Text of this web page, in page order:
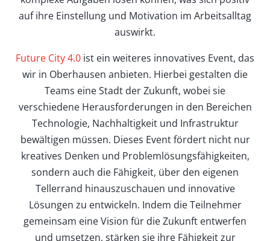
auf ihre Einstellung und Motivation im Arbeitsalltag
auswirkt.
Future City 4.0 ist ein weiteres innovatives Event, das
wir in Oberhausen anbieten. Hierbei gestalten die
Teams eine Stadt der Zukunft, wobei sie
verschiedene Herausforderungen in den Bereichen
Technologie, Nachhaltigkeit und Infrastruktur
bewältigen müssen. Dieses Event fördert nicht nur
kreatives Denken und Problemlösungsfähigkeiten,
sondern auch die Fähigkeit, über den eigenen
Tellerrand hinauszuschauen und innovative
Lösungen zu entwickeln. Indem die Teilnehmer
gemeinsam eine Vision für die Zukunft entwerfen
und umsetzen, stärken sie ihre Fähigkeit zur